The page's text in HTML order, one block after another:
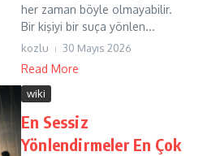
her zaman böyle olmayabilir.
Bir kişiyi bir suça yönlen...
kozlu 30 Mayıs 2026
Read More
wiki
En Sessiz
Yönlendirmeler En Çok